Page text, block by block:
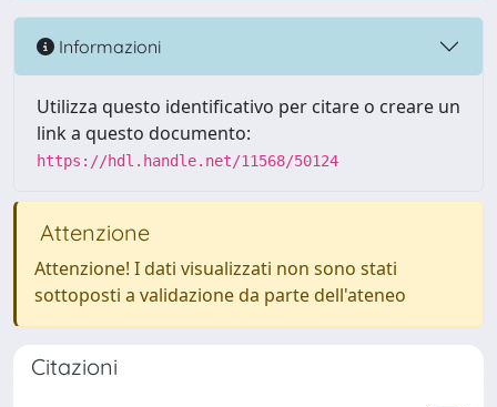
Informazioni
Utilizza questo identificativo per citare o creare un
link a questo documento:
https://hdl.handle.net/11568/50124
Attenzione
Attenzione! I dati visualizzati non sono stati
sottoposti a validazione da parte dell'ateneo
Citazioni